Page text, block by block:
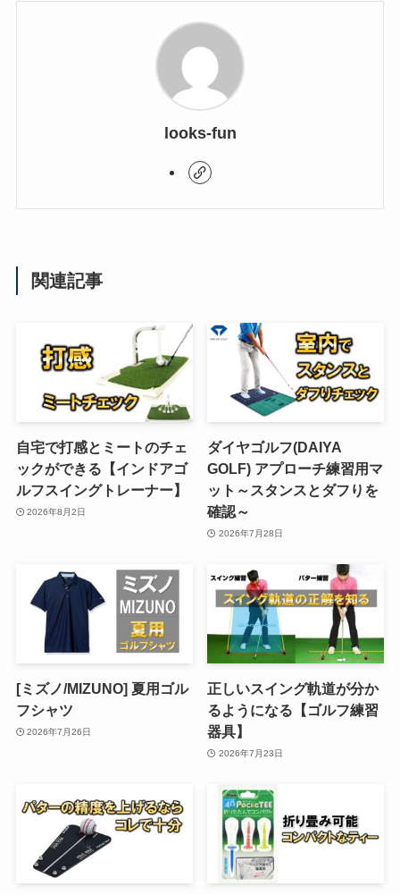
looks-fun
関連記事
自宅で打感とミートのチェ
ックができる【インドアゴ
ルフスイングトレーナー】
2026年8月2日
ダイヤゴルフ(DAIYA
GOLF) アプローチ練習用マ
ット～スタンスとダフりを
確認～
2026年7月28日
[ミズノ/MIZUNO] 夏用ゴル
フシャツ
2026年7月26日
正しいスイング軌道が分か
るようになる【ゴルフ練習
器具】
2026年7月23日